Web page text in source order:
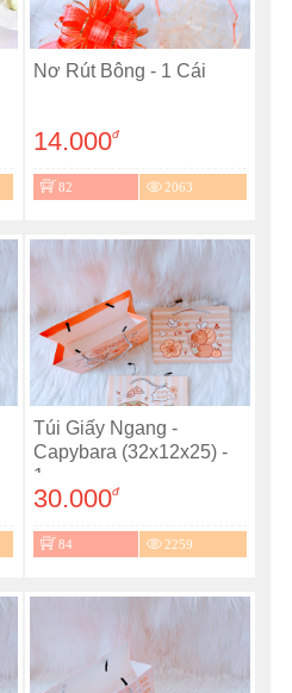
Nơ Rút Bông - 1 Cái
14.000đ
82 2063
Túi Giấy Ngang -
Capybara (32x12x25) -
1...
30.000đ
84 2259